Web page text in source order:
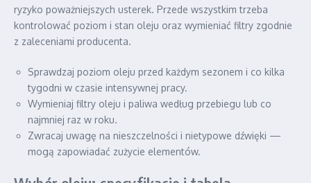
ryzyko poważniejszych usterek. Przede wszystkim trzeba
kontrolować poziom i stan oleju oraz wymieniać filtry zgodnie
z zaleceniami producenta.
Sprawdzaj poziom oleju przed każdym sezonem i co kilka
tygodni w czasie intensywnej pracy.
Wymieniaj filtry oleju i paliwa według przebiegu lub co
najmniej raz w roku.
Zwracaj uwagę na nieszczelności i nietypowe dźwięki —
mogą zapowiadać zużycie elementów.